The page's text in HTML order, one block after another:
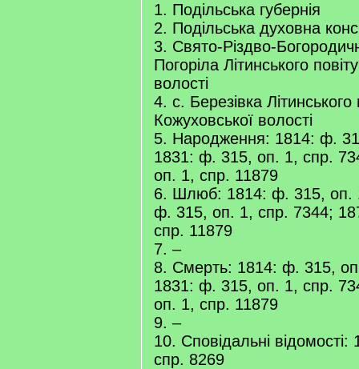
1. Подільська губернія
2. Подільська духовна
3. Свято-Різдво-
Погоріла Літинського
волості
4. с. Березівка Літинського
Кожуховської волості
5. Народження: 1814: ф.
1831: ф. 315, оп. 1, спр.
оп. 1, спр. 11879
6. Шлюб: 1814: ф. 315, оп.
ф. 315, оп. 1, спр. 7344;
спр. 11879
7. –
8. Смерть: 1814: ф. 315,
1831: ф. 315, оп. 1, спр.
оп. 1, спр. 11879
9. –
10. Сповідальні
спр. 8269